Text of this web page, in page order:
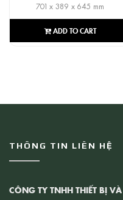
701 x 389 x 645 mm
ADD TO CART
THÔNG TIN LIÊN HỆ
CÔNG TY TNHH THIẾT BỊ